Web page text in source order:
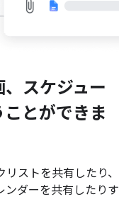
スケジュー
ことができま
リストを共有したり、
ンダーを共有したりす